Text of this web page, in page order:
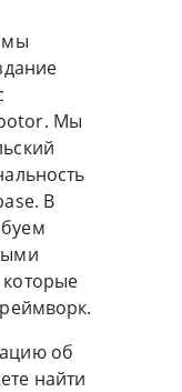
мы
Мы
В
об
найти